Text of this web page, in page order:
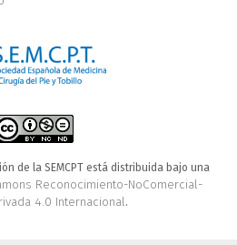
de la SEMCPT está distribuida bajo una
Reconocimiento-NoComercial-
4.0 Internacional.